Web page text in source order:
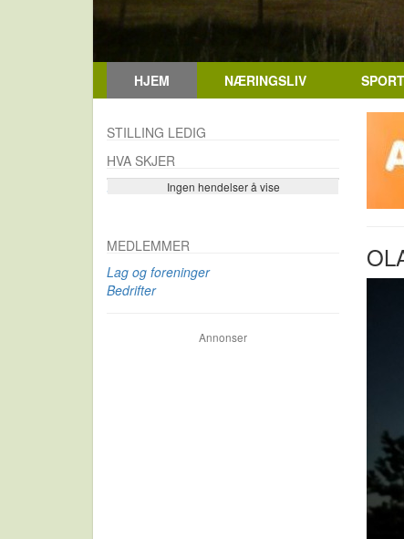
HJEM NÆRINGSLIV SPORT
STILLING LEDIG
HVA SKJER
Ingen hendelser å vise
Se flere…
MEDLEMMER
Lag og foreninger
Bedrifter
Annonser